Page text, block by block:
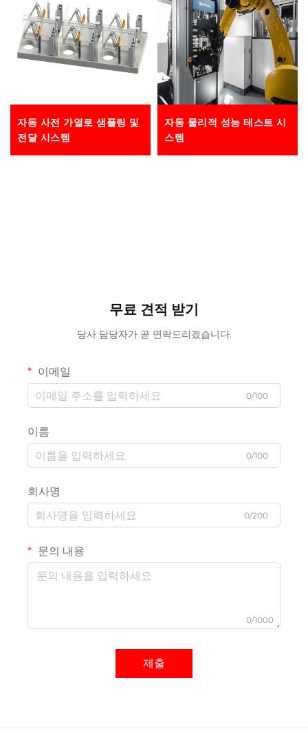
자동 사전 가열로 샘플링 및
전달 시스템
자동 물리적 성능 테스트 시
스템
무료 견적 받기
당사 담당자가 곧 연락드리겠습니다.
이메일
0/100
이름
0/100
회사명
0/200
문의 내용
0/1000
제출